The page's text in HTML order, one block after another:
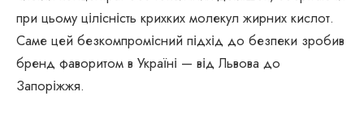
при цьому цілісність крихких молекул жирних кислот.
Саме цей безкомпромісний підхід до безпеки зробив
бренд фаворитом в Україні — від Львова до
Запоріжжя.